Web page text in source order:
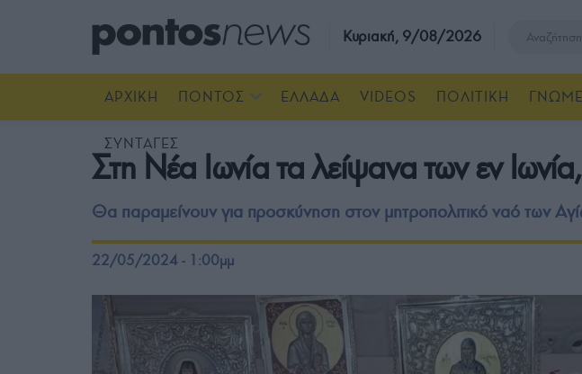
Κυριακή, 9/08/2026
ΑΡΧΙΚΗ ΠΟΝΤΟΣ ΕΛΛΑΔΑ VIDEOS ΠΟΛΙΤΙΚΗ
ΣΥΝΤΑΓΕΣ
Στη Νέα Ιωνία τα λείψανα των εν
Θα παραμείνουν για προσκύνηση στον μητροπολιτικό ναό των
22/05/2024 - 1:00μμ